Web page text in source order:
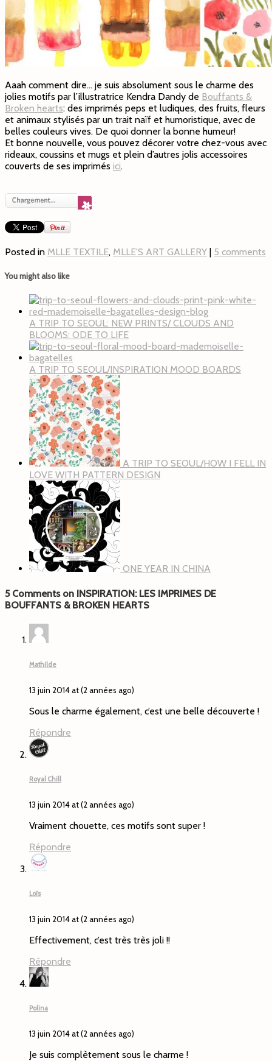
Aaah comment dire… je suis absolument sous le charme des
jolies motifs par l’illustratrice Kendra Dandy de Bouffants &
Broken hearts: des imprimés peps et ludiques, des fruits, fleurs
et animaux stylisés par un trait naïf et humoristique, avec de
belles couleurs vives. De quoi donner la bonne humeur!
Et bonne nouvelle, vous pouvez décorer votre chez-vous avec
rideaux, coussins et mugs et plein d’autres jolis accessoires
couverts de ses imprimés ici.
Posted in MLLE TEXTILE, MLLE'S ART GALLERY | 5 comments
You might also like
A TRIP TO SEOUL: NEW PRINTS/ CLOUDS AND
BLOOMS: ODE TO LIFE
A TRIP TO SEOUL/INSPIRATION MOOD BOARDS
A TRIP TO SEOUL/HOW I FELL IN
LOVE WITH PATTERN DESIGN
ONE YEAR IN CHINA
5 Comments on INSPIRATION: LES IMPRIMES DE
BOUFFANTS & BROKEN HEARTS
Mathilde
13 juin 2014 at (2 années ago)
Sous le charme également, c’est une belle découverte !
Répondre
Royal Chill
13 juin 2014 at (2 années ago)
Vraiment chouette, ces motifs sont super !
Répondre
Loïs
13 juin 2014 at (2 années ago)
Effectivement, c’est très très joli !!
Répondre
Polina
13 juin 2014 at (2 années ago)
Je suis complètement sous le charme !